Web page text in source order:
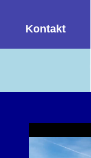
Kontakt